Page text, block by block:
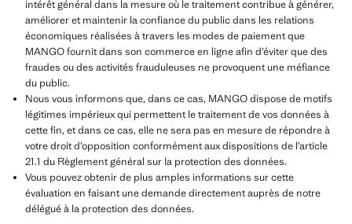
intérêt général dans la mesure où le traitement contribue à générer,
améliorer et maintenir la confiance du public dans les relations
économiques réalisées à travers les modes de paiement que
MANGO fournit dans son commerce en ligne afin d’éviter que des
fraudes ou des activités frauduleuses ne provoquent une méfiance
du public.
Nous vous informons que, dans ce cas, MANGO dispose de motifs
légitimes impérieux qui permettent le traitement de vos données à
cette fin, et dans ce cas, elle ne sera pas en mesure de répondre à
votre droit d’opposition conformément aux dispositions de l’article
21.1 du Règlement général sur la protection des données.
Vous pouvez obtenir de plus amples informations sur cette
évaluation en faisant une demande directement auprès de notre
délégué à la protection des données.